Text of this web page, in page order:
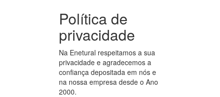
Política de
privacidade
Na Enetural respeitamos a sua
privacidade e agradecemos a
confiança depositada em nós e
na nossa empresa desde o Ano
2000.